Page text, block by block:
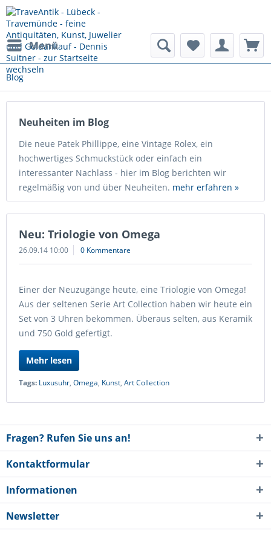
Menü
Blog
Neuheiten im Blog
Die neue Patek Phillippe, eine Vintage Rolex, ein
hochwertiges Schmuckstück oder einfach ein
interessanter Nachlass - hier im Blog berichten wir
regelmäßig von und über Neuheiten. mehr erfahren »
Neu: Triologie von Omega
26.09.14 10:00 0 Kommentare
Einer der Neuzugänge heute, eine Triologie von Omega!
Aus der seltenen Serie Art Collection haben wir heute ein
Set von 3 Uhren bekommen. Überaus selten, aus Keramik
und 750 Gold gefertigt.
Mehr lesen
Tags: Luxusuhr, Omega, Kunst, Art Collection
Fragen? Rufen Sie uns an!
Kontaktformular
Informationen
Newsletter